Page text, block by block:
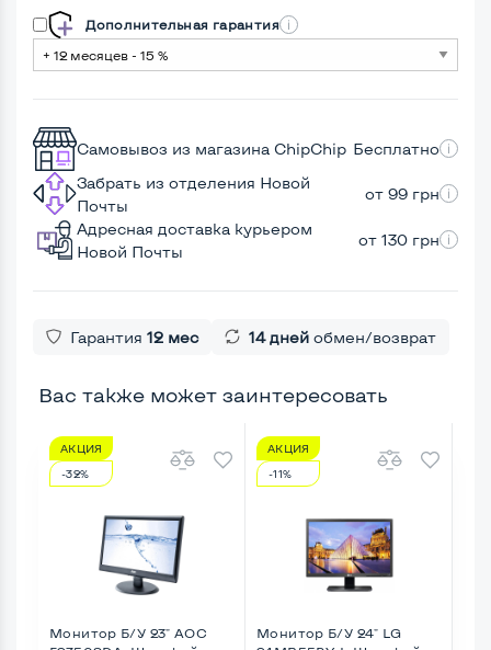
Дополнительная гарантия
Самовывоз из магазина ChipChip Бесплатно
Забрать из отделения Новой
Почты
от 99 грн
Адресная доставка курьером
Новой Почты
от 130 грн
Гарантия 12 мес 14 дней обмен/возврат
Вас также может заинтересовать
АКЦИЯ
-32%
Монитор Б/У 23" AOC
АКЦИЯ
-11%
Монитор Б/У 24" LG